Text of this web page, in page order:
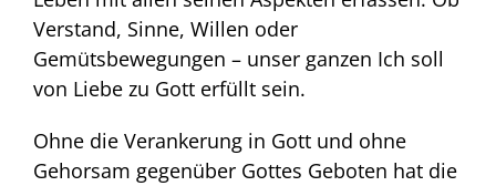
Verstand, Sinne, Willen oder
Gemütsbewegungen – unser ganzen Ich soll
von Liebe zu Gott erfüllt sein.
Ohne die Verankerung in Gott und ohne
Gehorsam gegenüber Gottes Geboten hat die